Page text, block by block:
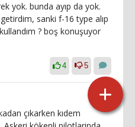
yok. bunda ayıp da yok.
sanki f-16 type alıp
? boş konuşuyor
4 5
çıkarken kıdem